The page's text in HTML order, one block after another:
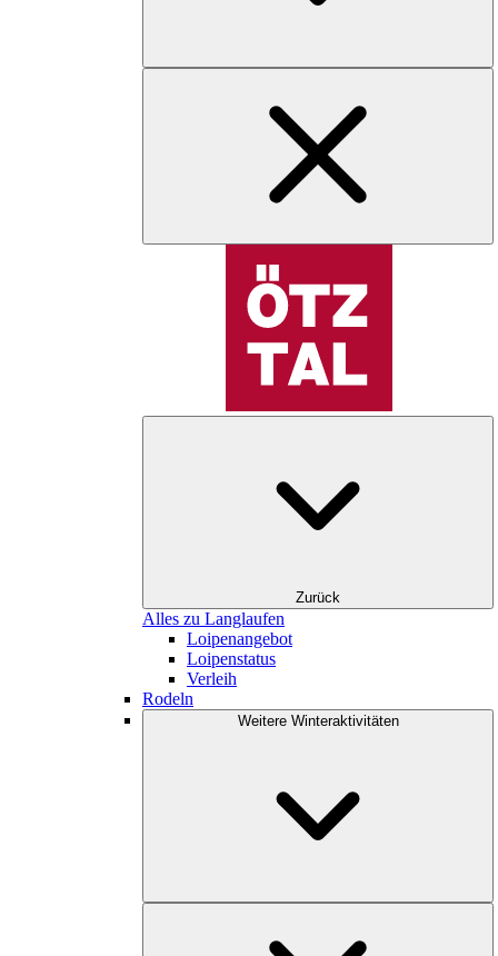
Zurück
Alles zu Langlaufen
Loipenangebot
Loipenstatus
Verleih
Rodeln
Weitere Winteraktivitäten